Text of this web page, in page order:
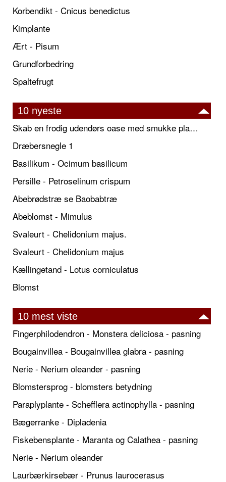
Korbendikt - Cnicus benedictus
Kimplante
Ært - Pisum
Grundforbedring
Spaltefrugt
10 nyeste
Skab en frodig udendørs oase med smukke plantekrukker og elegante espalier
Dræbersnegle 1
Basilikum - Ocimum basilicum
Persille - Petroselinum crispum
Abebrødstræ se Baobabtræ
Abeblomst - Mimulus
Svaleurt - Chelidonium majus.
Svaleurt - Chelidonium majus
Kællingetand - Lotus corniculatus
Blomst
10 mest viste
Fingerphilodendron - Monstera deliciosa - pasning
Bougainvillea - Bougainvillea glabra - pasning
Nerie - Nerium oleander - pasning
Blomstersprog - blomsters betydning
Paraplyplante - Schefflera actinophylla - pasning
Bægerranke - Dipladenia
Fiskebensplante - Maranta og Calathea - pasning
Nerie - Nerium oleander
Laurbærkirsebær - Prunus laurocerasus